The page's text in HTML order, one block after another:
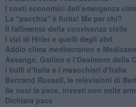
I costi economici dell’emergenza
​La “pacchia” è finita! Ma per chi?
​Il fallimento della convivenza civile
​I vizi di Hitler e quelli degli altri
Addio clima mediterraneo e Medicane
​Assange, Galileo e l’Ossimoro della
​I bulli d’Italia e i masochisti d’Italia
​Bertrand Russell, le televisioni di
​Se vuoi la pace, investi non nelle
​Dichiara pace